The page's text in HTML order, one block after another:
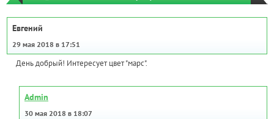
Евгений
29 мая 2018 в 17:51
День добрый! Интересует цвет "марс".
Admin
30 мая 2018 в 18:07